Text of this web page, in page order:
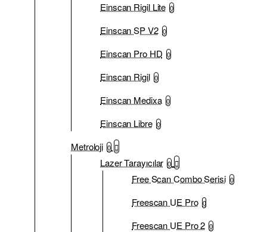
Einscan Rigil Lite 0
Einscan SP V2 0
Einscan Pro HD 0
Einscan Rigil 0
Einscan Medixa 0
Einscan Libre 0
Metroloji 0
Lazer Tarayıcılar 0
Free Scan Combo Serisi 0
Freescan UE Pro 0
Freescan UE Pro 2 0